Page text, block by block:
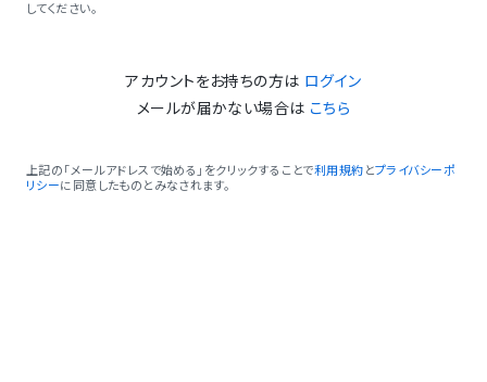
してください。
アカウントをお持ちの方は ログイン
メールが届かない場合は こちら
上記の「メールアドレスで始める」をクリックすることで利用規約 とプライバシーポ
リシーに同意したものとみなされます。